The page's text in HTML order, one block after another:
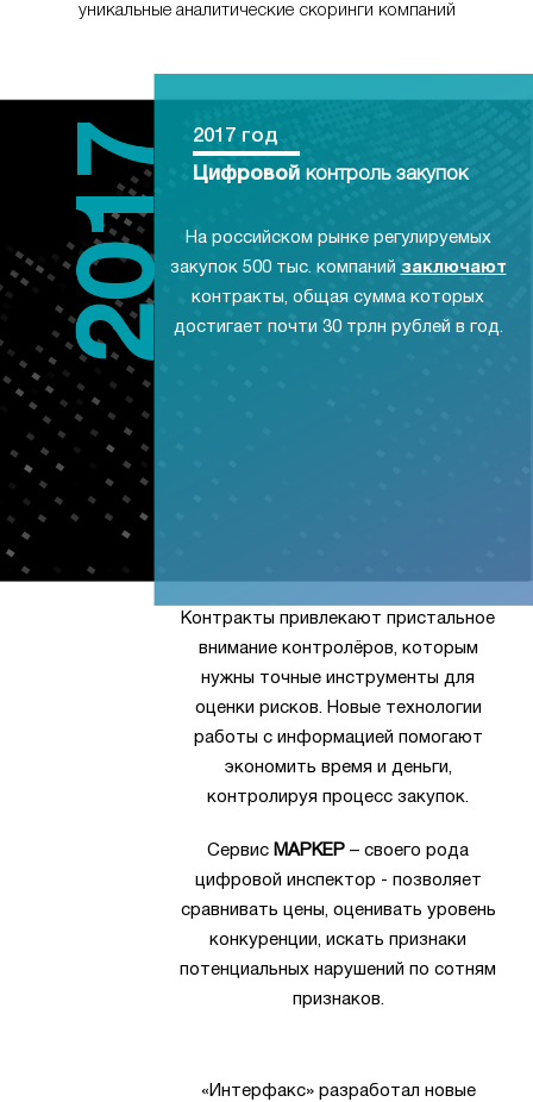
уникальные аналитические скоринги компаний
2017 год
Цифровой контроль закупок
На российском рынке регулируемых
закупок 500 тыс. компаний заключают
контракты, общая сумма которых
достигает почти 30 трлн рублей в год.
Контракты привлекают пристальное
внимание контролёров, которым
нужны точные инструменты для
оценки рисков. Новые технологии
работы с информацией помогают
экономить время и деньги,
контролируя процесс закупок.
Сервис МАРКЕР – своего рода
цифровой инспектор - позволяет
сравнивать цены, оценивать уровень
конкуренции, искать признаки
потенциальных нарушений по сотням
признаков.
«Интерфакс» разработал новые